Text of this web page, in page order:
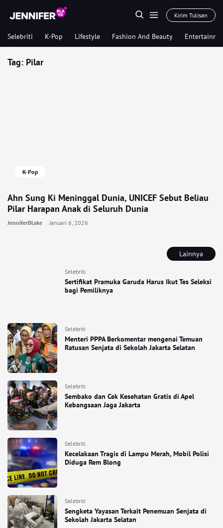
Kirim Tulisan
Selebriti K-Pop Lifestyle Fashion And Beauty
Lainnya
Selebriti
Sertifikat Pramuka Garuda Harus Ikut Tes Seleksi
bagi Pemiliknya
Selebriti
Menteri PPPA Berkomentar mengenai Temuan
Ratusan Senjata di Sekolah Jakarta Selatan
Selebriti
Sembako dan Cek Kesehatan Gratis di Apel
Kebangsaan Jaga Jakarta
Selebriti
Kecelakaan Tragis di Lampu Merah, Mobil Polisi
Diduga Rem Blong
Selebriti
Sengketa Yayasan Terkait Penemuan Senjata di
Sekolah Jakarta Selatan
Tag: Pilar
K-Pop
Ahn Sung Ki Meninggal Dunia, UNICEF Sebut Beliau
Pilar Harapan Anak di Seluruh Dunia
JenniferBlake Januari 6, 2026